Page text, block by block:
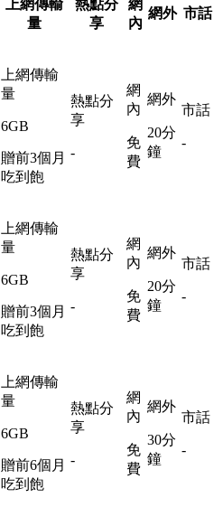
上網傳輸
量
熱點分
享
網
內
網外 市話
上網傳輸
量
6GB
贈前3個月
吃到飽
熱點分
享
-
網
內
免
費
網外
20分
鐘
市話
-
上網傳輸
量
6GB
贈前3個月
吃到飽
熱點分
享
-
網
內
免
費
網外
20分
鐘
市話
-
上網傳輸
量
6GB
贈前6個月
吃到飽
熱點分
享
-
網
內
免
費
網外
30分
鐘
市話
-